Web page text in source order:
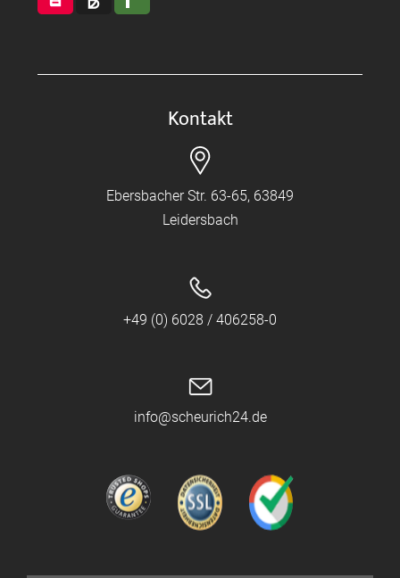
Kontakt
Ebersbacher Str. 63-65, 63849
Leidersbach
+49 (0) 6028 / 406258-0
info@scheurich24.de